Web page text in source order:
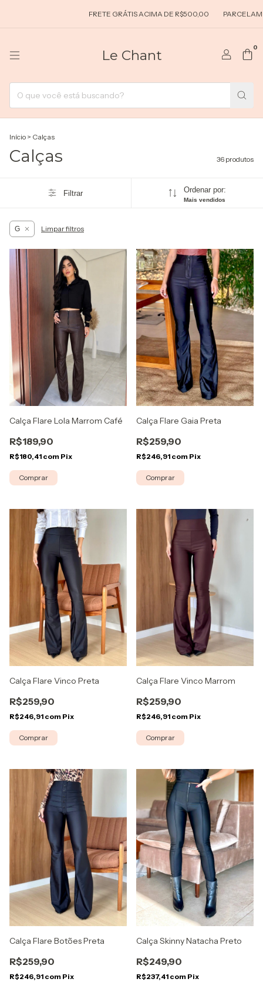
FRETE GRÁTIS ACIMA DE R$500,00 PARCELAMENTO EM ATÉ 5X
Le Chant 0
Início > Calças
Calças 36 produtos
Filtrar Ordenar por:
Mais vendidos
G Limpar filtros
Calça Flare Lola Marrom Café
R$189,90
R$180,41 com Pix
Comprar
Calça Flare Gaia Preta
R$259,90
R$246,91 com Pix
Comprar
Calça Flare Vinco Preta
R$259,90
R$246,91 com Pix
Comprar
Calça Flare Vinco Marrom
R$259,90
R$246,91 com Pix
Comprar
Calça Flare Botões Preta
R$259,90
R$246,91 com Pix
Calça Skinny Natacha Preto
R$249,90
R$237,41 com Pix